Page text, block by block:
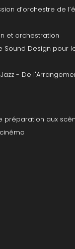
d’orchestre de
et orchestration
Sound Design pour
- De
préparation aux